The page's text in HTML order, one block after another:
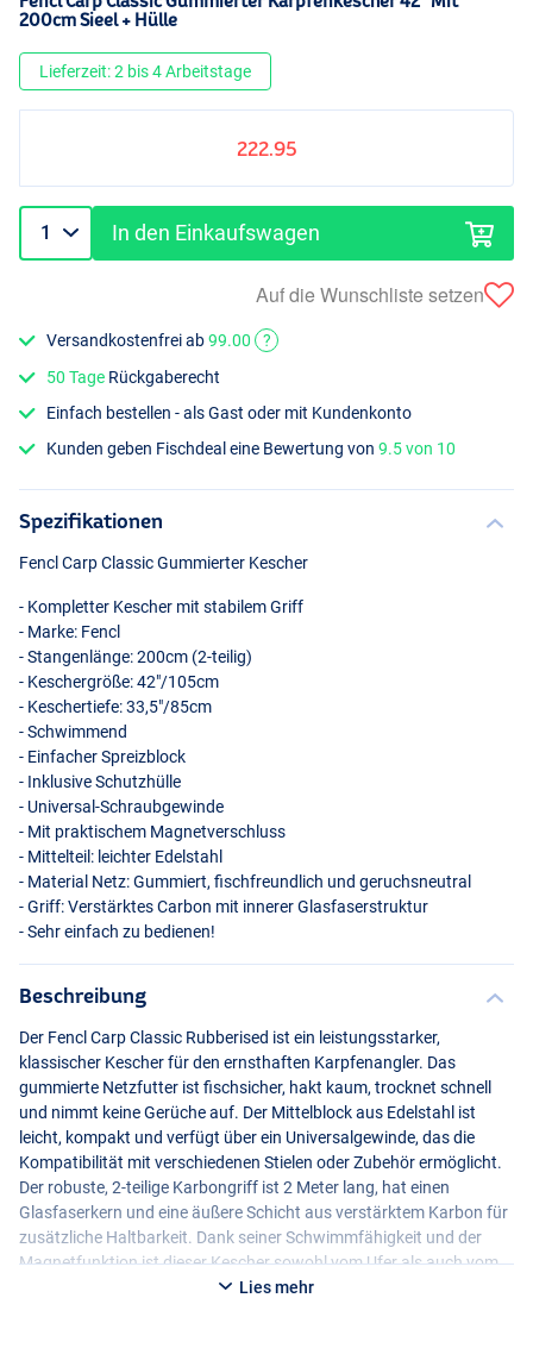
200cm Sieel + Hülle
Lieferzeit: 2 bis 4 Arbeitstage
222.95
In den Einkaufswagen
Auf die Wunschliste setzen
Versandkostenfrei ab99.00
?
50 Tage Rückgaberecht
Einfach bestellen - als Gast oder mit Kundenkonto
Kunden geben Fischdeal eine Bewertung von9.5 von 10
Spezifikationen
Fencl Carp Classic Gummierter Kescher
- Kompletter Kescher mit stabilem Griff
- Marke: Fencl
- Stangenlänge: 200cm (2-teilig)
- Keschergröße: 42"/105cm
- Keschertiefe: 33,5"/85cm
- Schwimmend
- Einfacher Spreizblock
- Inklusive Schutzhülle
- Universal-Schraubgewinde
- Mit praktischem Magnetverschluss
- Mittelteil: leichter Edelstahl
- Material Netz: Gummiert, fischfreundlich und geruchsneutral
- Griff: Verstärktes Carbon mit innerer Glasfaserstruktur
- Sehr einfach zu bedienen!
Beschreibung
Der Fencl Carp Classic Rubberised ist ein leistungsstarker,
klassischer Kescher für den ernsthaften Karpfenangler. Das
gummierte Netzfutter ist fischsicher, hakt kaum, trocknet schnell
und nimmt keine Gerüche auf. Der Mittelblock aus Edelstahl ist
leicht, kompakt und verfügt über ein Universalgewinde, das die
Kompatibilität mit verschiedenen Stielen oder Zubehör ermöglicht.
Der robuste, 2-teilige Karbongriff ist 2 Meter lang, hat einen
Glasfaserkern und eine äußere Schicht aus verstärktem Karbon für
zusätzliche Haltbarkeit. Dank seiner Schwimmfähigkeit und der
Magnetfunktion ist dieser Kescher sowohl vom Ufer als auch vom
Boot aus sehr praktisch. Ein traditionell anmutender, aber
Lies mehr